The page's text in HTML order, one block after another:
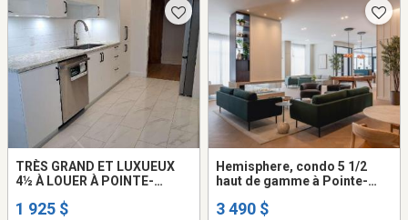
TRÈS GRAND ET LUXUEUX
4½ À LOUER À POINTE-
1 925 $
Hemisphere, condo 5 1/2
haut de gamme à Pointe-
appartement / logement
3 490 $